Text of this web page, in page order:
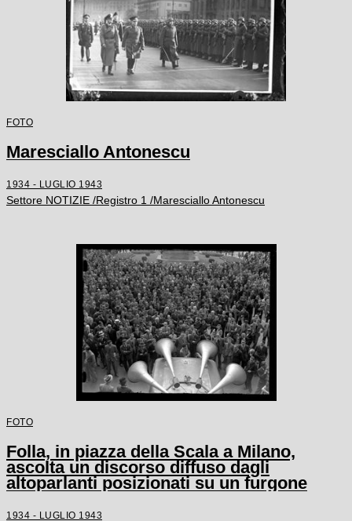
FOTO
Maresciallo Antonescu
1934 - LUGLIO 1943
Settore NOTIZIE /Registro 1 /Maresciallo Antonescu
FOTO
Folla, in piazza della Scala a Milano,
ascolta un discorso diffuso dagli
altoparlanti posizionati su un furgone
1934 - LUGLIO 1943